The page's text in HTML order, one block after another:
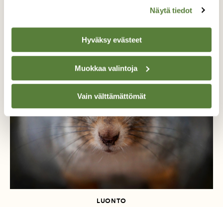
Näytä tiedot
Hyväksy evästeet
Muokkaa valintoja
Vain välttämättömät
Digitilaajalle: Miten horrostajat pärjäävät nollan
rajalla?
LUONTO